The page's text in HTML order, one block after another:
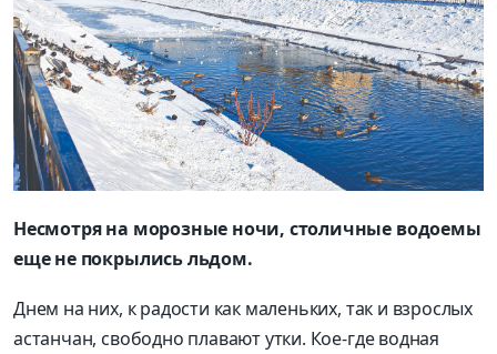
Несмотря на морозные ночи, столичные водоемы
еще не покрылись льдом.
Днем на них, к радости как маленьких, так и взрослых
астанчан, свободно плавают утки. Кое-где водная